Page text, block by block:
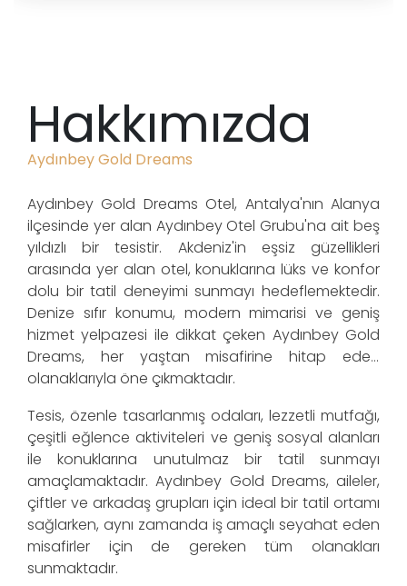
Hakkımızda
Aydınbey Gold Dreams
Aydınbey Gold Dreams Otel, Antalya'nın Alanya
ilçesinde yer alan Aydınbey Otel Grubu'na ait beş
yıldızlı bir tesistir. Akdeniz'in eşsiz güzellikleri
arasında yer alan otel, konuklarına lüks ve konfor
dolu bir tatil deneyimi sunmayı hedeflemektedir.
Denize sıfır konumu, modern mimarisi ve geniş
hizmet yelpazesi ile dikkat çeken Aydınbey Gold
Dreams, her yaştan misafirine hitap eden
olanaklarıyla öne çıkmaktadır.
Tesis, özenle tasarlanmış odaları, lezzetli mutfağı,
çeşitli eğlence aktiviteleri ve geniş sosyal alanları
ile konuklarına unutulmaz bir tatil sunmayı
amaçlamaktadır. Aydınbey Gold Dreams, aileler,
çiftler ve arkadaş grupları için ideal bir tatil ortamı
sağlarken, aynı zamanda iş amaçlı seyahat eden
misafirler için de gereken tüm olanakları
sunmaktadır.